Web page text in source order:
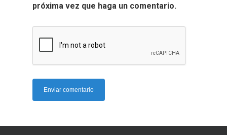
próxima vez que haga un comentario.